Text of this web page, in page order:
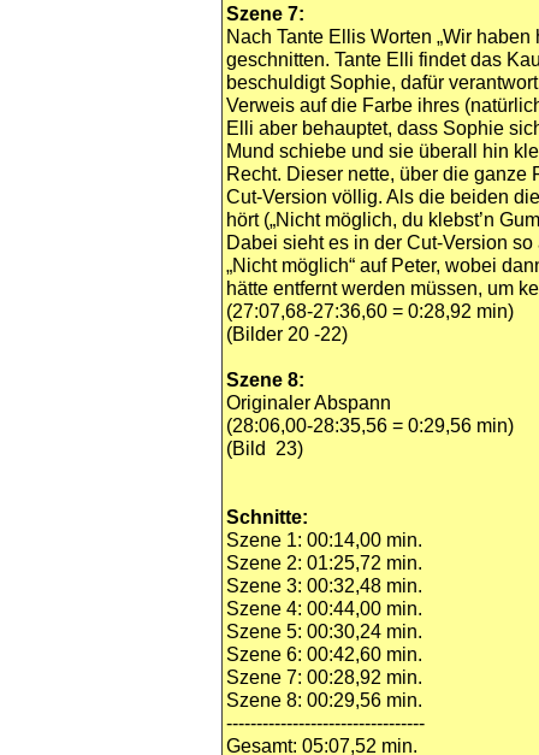
Szene 7:
Nach Tante Ellis Worten „Wir
geschnitten. Tante Elli findet das
beschuldigt Sophie, dafür
Verweis auf die Farbe ihres
Elli aber behauptet, dass Sophie
Mund schiebe und sie überall hin
Recht. Dieser nette, über die ganze
Cut-Version völlig. Als die beiden
hört („Nicht möglich, du klebst’n
Dabei sieht es in der Cut-Version
„Nicht möglich“ auf Peter, wobei
hätte entfernt werden müssen, um
(27:07,68-27:36,60 = 0:28,92 min)
(Bilder 20 -22)
Szene 8:
Originaler Abspann
(28:06,00-28:35,56 = 0:29,56 min)
(Bild 23)
Schnitte:
Szene 1: 00:14,00 min.
Szene 2: 01:25,72 min.
Szene 3: 00:32,48 min.
Szene 4: 00:44,00 min.
Szene 5: 00:30,24 min.
Szene 6: 00:42,60 min.
Szene 7: 00:28,92 min.
Szene 8: 00:29,56 min.
---------------------------------
Gesamt: 05:07,52 min.